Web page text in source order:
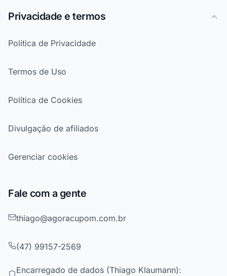
Privacidade e termos
Política de Privacidade
Termos de Uso
Política de Cookies
Divulgação de afiliados
Gerenciar cookies
Fale com a gente
thiago@agoracupom.com.br
(47) 99157-2569
Encarregado de dados (Thiago Klaumann):